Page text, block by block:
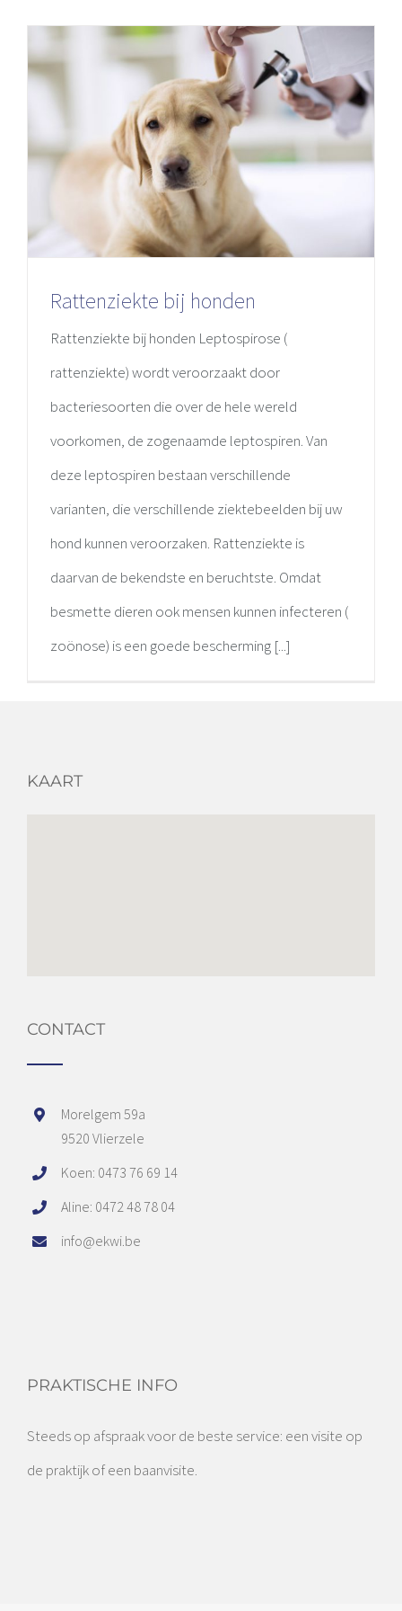
Rattenziekte bij honden
Rattenziekte bij honden Leptospirose (
rattenziekte) wordt veroorzaakt door
bacteriesoorten die over de hele wereld
voorkomen, de zogenaamde leptospiren. Van
deze leptospiren bestaan verschillende
varianten, die verschillende ziektebeelden bij uw
hond kunnen veroorzaken. Rattenziekte is
daarvan de bekendste en beruchtste. Omdat
besmette dieren ook mensen kunnen infecteren (
zoönose) is een goede bescherming [...]
KAART
CONTACT
Morelgem 59a
9520 Vlierzele
Koen: 0473 76 69 14
Aline: 0472 48 78 04
info@ekwi.be
PRAKTISCHE INFO
Steeds op afspraak voor de beste service: een visite op
de praktijk of een baanvisite.